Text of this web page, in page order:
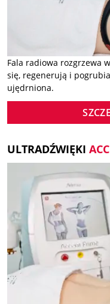
Fala radiowa rozgrzewa
się, regenerują i
ujędrniona.
ULTRADŹWIĘKI